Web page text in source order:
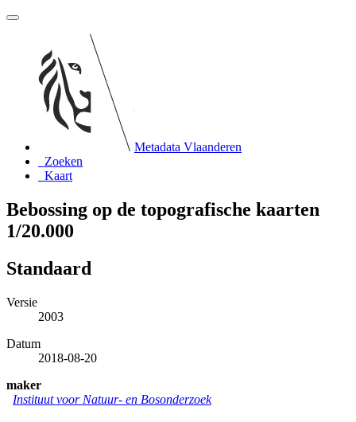
Metadata Vlaanderen
Zoeken
Kaart
Bebossing op de topografische kaarten
1/20.000
Standaard
Versie
2003
Datum
2018-08-20
maker
Instituut voor Natuur- en Bosonderzoek